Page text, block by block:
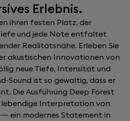
Erlebnis.
ihren festen Platz, der
und jede Note entfaltet
Realitätsnähe. Erleben Sie
akustischen Innovationen von
neue Tiefe, Intensität und
Sound ist so gewaltig, dass er
Die Ausführung Deep Forest
Interpretation von
— ein modernes Statement in